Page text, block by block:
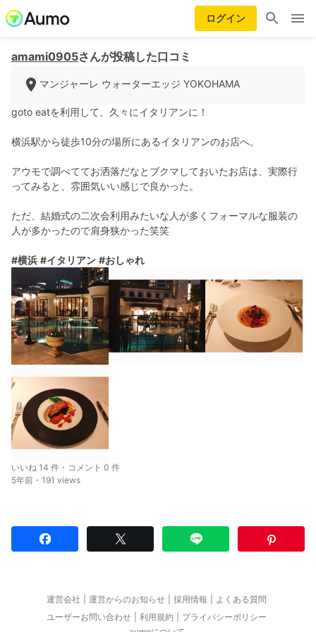
ログイン
amami0905さんが投稿した口コミ
マンジャーレ ウォーターエッジ YOKOHAMA
goto eatを利用して、久々にイタリアンに！
横浜駅から徒歩10分の場所にあるイタリアンのお店へ。
アウモで調べててお洒落だなとブクマしておいたお店は、実際行
ってみると、雰囲気いい感じで良かった。
ただ、結婚式の二次会利用みたいな人が多くフォーマルな服装の
人が多かったので肩身狭かった笑笑
#横浜 #イタリアン #おしゃれ
いいね 14 件・コメント 0 件
5年前・191 views
運営会社 運営からのお知らせ 採用情報
よくある質問
ユーザーお問い合わせ
利用規約
プライバシーポリシー